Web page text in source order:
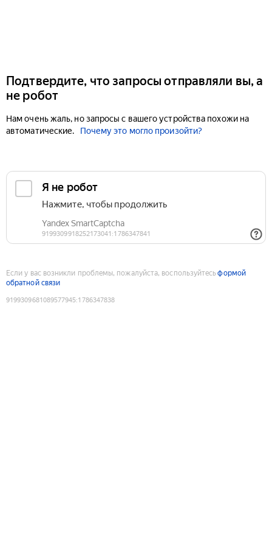
Подтвердите, что запросы отправляли вы, а
не робот
Нам очень жаль, но запросы с вашего устройства похожи на
автоматические.
Почему это могло произойти?
Если у вас возникли проблемы, пожалуйста, воспользуйтесьформой
обратной связи
9199309681089577945:1786347838